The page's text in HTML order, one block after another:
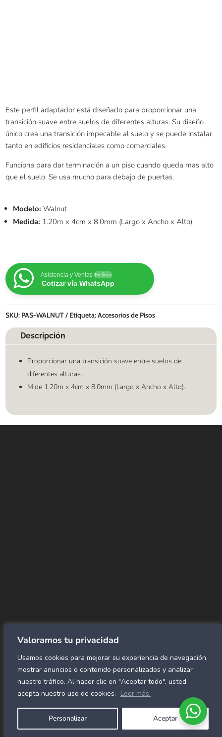
Valoramos tu privacidad
Usamos cookies para mejorar su experiencia de navegación,
mostrar anuncios o contenido personalizados y analizar
nuestro tráfico. Al hacer clic en "Aceptar todo", usted
acepta nuestro uso de cookies. Leer más.
Personalizar Aceptar
Este perfil adaptador está diseñado para proporcionar una
transición suave entre suelos de diferentes alturas. Su diseño
único crea una transición impecable al suelo y se puede instalar
tanto en edificios residenciales como comerciales.
Funciona para dar terminación a un piso cuando queda mas alto
que el suelo. Se usa mucho para debajo de puertas.
Modelo:Walnut
Medida: 1.20m x 4cm x 8.0mm (Largo x Ancho x Alto)
Asistencia y Ventas En línea
Cotizar vía WhatsApp
SKU: PAS-WALNUT Etiqueta:Accesorios de Pisos
Descripción
Proporcionar una transición suave entre suelos de
diferentes alturas.
Mide 1.20m x 4cm x 8.0mm (Largo x Ancho x Alto).
Revestimientos para pared
Alfombras Residenciales
Paneles decorativos para pared
Mármol Flex
Caucho para gimnasio
Copyright © 2026 Alfombras Mundiales
Política de Privacidad–Términos y Condiciones